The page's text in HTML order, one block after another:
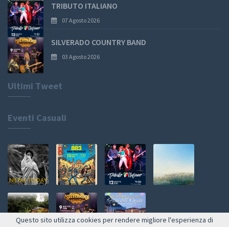
TRIBUTO ITALIANO
07 Agosto 2026
SILVERADO COUNTRY BAND
03 Agosto 2026
Ultimi Tweet
Eventi Casuali
Questo sito utilizza cookies per rendere migliore l'esperienza di